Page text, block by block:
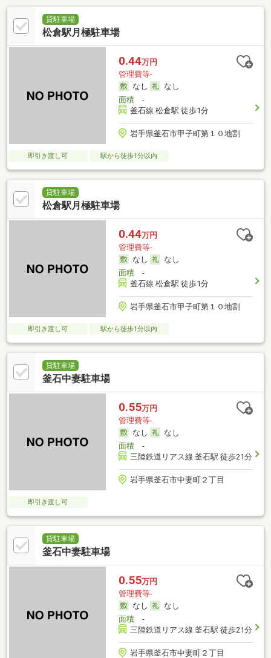
貸駐車場
松倉駅月極駐車場
0.44万円
管理費等-
なし
なし
面積-
釜石線 松倉駅 徒歩1分
岩手県釜石市甲子町第１０地割
即引き渡し可 駅から徒歩1分以内
貸駐車場
松倉駅月極駐車場
0.44万円
管理費等-
なし
なし
面積-
釜石線 松倉駅 徒歩1分
岩手県釜石市甲子町第１０地割
即引き渡し可 駅から徒歩1分以内
貸駐車場
釜石中妻駐車場
0.55万円
管理費等-
なし
なし
面積-
三陸鉄道リアス線 釜石駅 徒歩21分
岩手県釜石市中妻町２丁目
即引き渡し可
貸駐車場
釜石中妻駐車場
0.55万円
管理費等-
なし
なし
面積-
三陸鉄道リアス線 釜石駅 徒歩21分
岩手県釜石市中妻町２丁目